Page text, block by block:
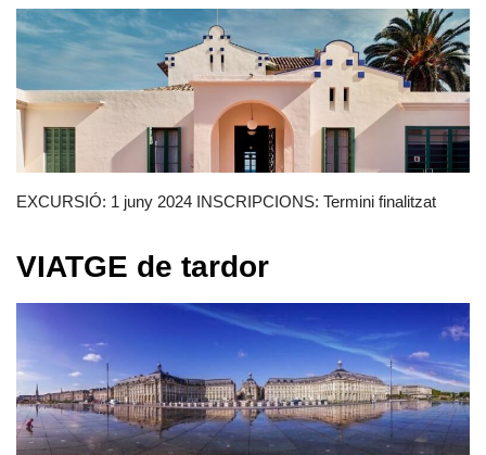
EXCURSIÓ: 1 juny 2024 INSCRIPCIONS: Termini finalitzat
VIATGE de tardor